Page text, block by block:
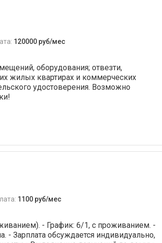
120000 руб/мес
оборудования; отвезти,
жилых квартирах и коммерческих
удостоверения. Возможно
1100 руб/мес
- График: 6/1, с проживанием. -
- Зарплата обсуждается индивидуально,